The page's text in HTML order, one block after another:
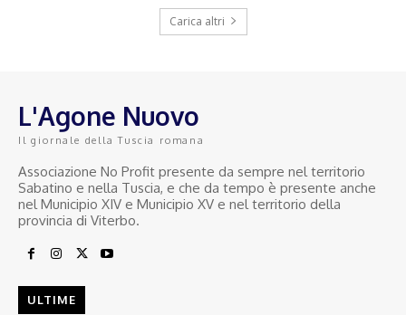
Carica altri
L'Agone Nuovo
Il giornale della Tuscia romana
Associazione No Profit presente da sempre nel territorio
Sabatino e nella Tuscia, e che da tempo è presente anche
nel Municipio XIV e Municipio XV e nel territorio della
provincia di Viterbo.
ULTIME